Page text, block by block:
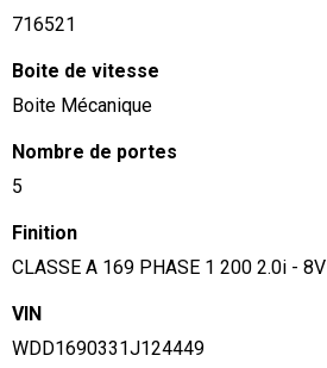
716521
Boite de vitesse
Boite Mécanique
Nombre de portes
5
Finition
CLASSE A 169 PHASE 1 200 2.0i - 8V
VIN
WDD1690331J124449